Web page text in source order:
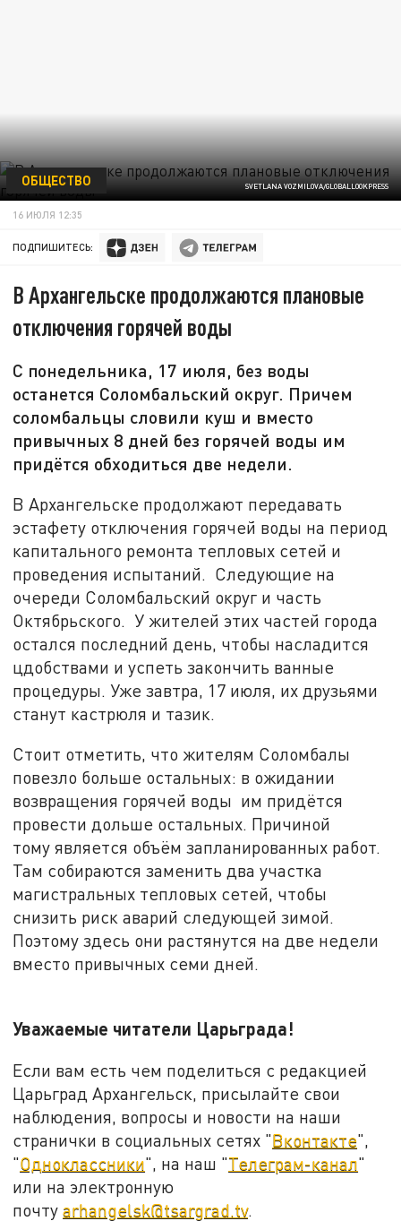
SVETLANA VOZMILOVA/GLOBALLOOKPRESS
ОБЩЕСТВО
16 ИЮЛЯ 12:35
ПОДПИШИТЕСЬ:
В Архангельске продолжаются плановые
отключения горячей воды
С понедельника, 17 июля, без воды
останется Соломбальский округ. Причем
соломбальцы словили куш и вместо
привычных 8 дней без горячей воды им
придётся обходиться две недели.
В Архангельске продолжают передавать
эстафету отключения горячей воды на период
капитального ремонта тепловых сетей и
проведения испытаний. Следующие на
очереди Соломбальский округ и часть
Октябрьского. У жителей этих частей города
остался последний день, чтобы насладится
цдобствами и успеть закончить ванные
процедуры. Уже завтра, 17 июля, их друзьями
станут кастрюля и тазик.
Стоит отметить, что жителям Соломбалы
повезло больше остальных: в ожидании
возвращения горячей воды им придётся
провести дольше остальных. Причиной
тому является объём запланированных работ.
Там собираются заменить два участка
магистральных тепловых сетей, чтобы
снизить риск аварий следующей зимой.
Поэтому здесь они растянутся на две недели
вместо привычных семи дней.
Уважаемые читатели Царьграда!
Если вам есть чем поделиться с редакцией
Царьград Архангельск, присылайте свои
наблюдения, вопросы и новости на наши
странички в социальных сетях "Вконтакте",
"Одноклассники", на наш "Телеграм-канал"
или на электронную
почтуarhangelsk@tsargrad.tv.